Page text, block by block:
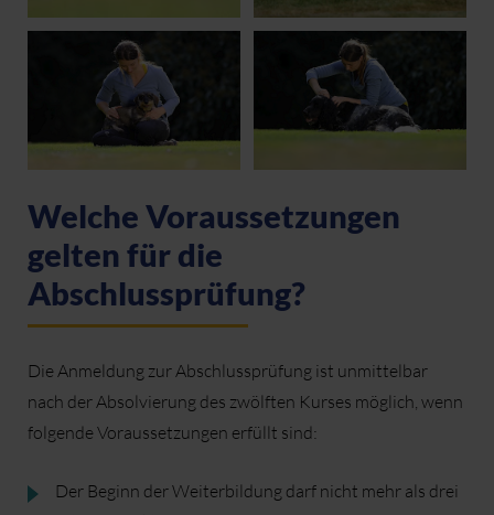
Welche Voraussetzungen
gelten für die
Abschlussprüfung?
Die Anmeldung zur Abschlussprüfung ist unmittelbar
nach der Absolvierung des zwölften Kurses möglich, wenn
folgende Voraussetzungen erfüllt sind:
Der Beginn der Weiterbildung darf nicht mehr als drei